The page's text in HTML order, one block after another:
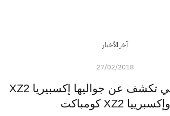
آخر الأخبار
27/02/2018
رسمياً: سوني تكشف عن جواليها إكسبيريا XZ2
وإكسبرييا XZ2 كومباكت